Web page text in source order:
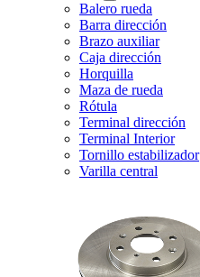
Balero rueda
Barra dirección
Brazo auxiliar
Caja dirección
Horquilla
Maza de rueda
Rótula
Terminal dirección
Terminal Interior
Tornillo estabilizador
Varilla central